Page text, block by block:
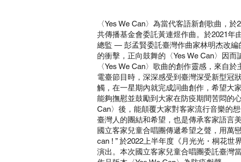
〈Yes We Can〉為當代客語新創歌曲，
共傳播基金會委託黃連煜作曲。於2021年
總監 — 彭孟賢委託臺灣作曲家林明杰改
的衝擊，正向鼓舞的〈Yes We Can〉因而
〈Yes We Can〉歌曲的創作靈感，來自
電臺節目時，深深感受到臺灣深受新型冠
觸，在一星期內就完成詞曲創作，希望大
能夠撫慰並鼓勵到大家在防疫期間苦悶的
Can〉後，能顛覆大家對客家流行音樂的
臺灣人的團結和希望，也是傳承客家語言
國立客家兒童合唱團傳遞希望之聲，用萬
can ! ” 於2022上半年度《月光光・桐花
演出。​本次國立客家兒童合唱團委託臺灣